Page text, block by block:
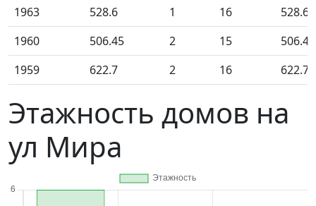
1963
528.6 1 16
528.60
1960
506.45 2 15
506.45
1959
622.7 2 16 622.70
Этажность домов на
ул Мира